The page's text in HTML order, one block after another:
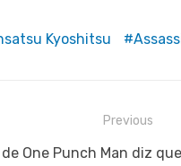
Kyoshitsu
Previous
One Punch Man diz